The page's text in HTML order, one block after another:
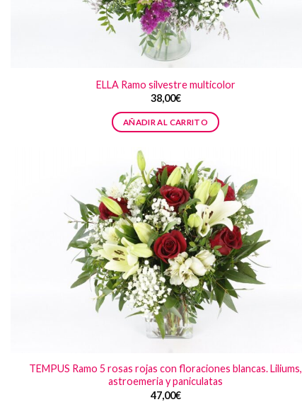
ELLA Ramo silvestre multicolor
38,00€
AÑADIR AL CARRITO
TEMPUS Ramo 5 rosas rojas con floraciones blancas. Liliums,
astroemeria y paniculatas
47,00€